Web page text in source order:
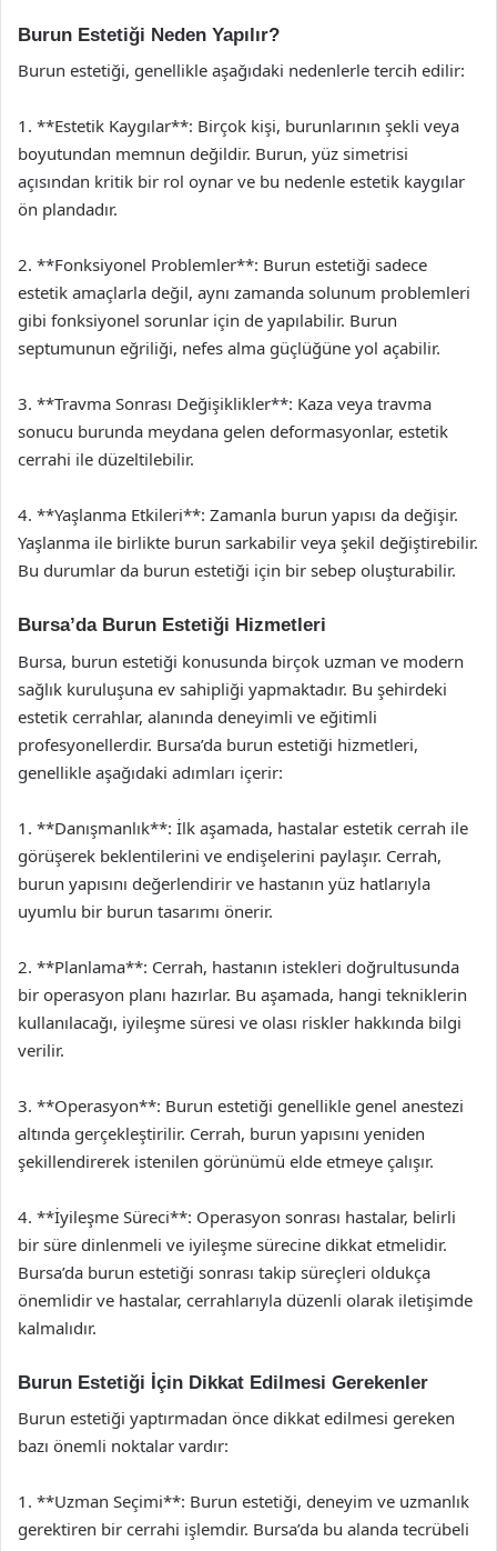
Burun Estetiği Neden Yapılır?
Burun estetiği, genellikle aşağıdaki nedenlerle tercih edilir:
1. **Estetik Kaygılar**: Birçok kişi, burunlarının şekli veya
boyutundan memnun değildir. Burun, yüz simetrisi
açısından kritik bir rol oynar ve bu nedenle estetik kaygılar
ön plandadır.
2. **Fonksiyonel Problemler**: Burun estetiği sadece
estetik amaçlarla değil, aynı zamanda solunum problemleri
gibi fonksiyonel sorunlar için de yapılabilir. Burun
septumunun eğriliği, nefes alma güçlüğüne yol açabilir.
3. **Travma Sonrası Değişiklikler**: Kaza veya travma
sonucu burunda meydana gelen deformasyonlar, estetik
cerrahi ile düzeltilebilir.
4. **Yaşlanma Etkileri**: Zamanla burun yapısı da değişir.
Yaşlanma ile birlikte burun sarkabilir veya şekil değiştirebilir.
Bu durumlar da burun estetiği için bir sebep oluşturabilir.
Bursa’da Burun Estetiği Hizmetleri
Bursa, burun estetiği konusunda birçok uzman ve modern
sağlık kuruluşuna ev sahipliği yapmaktadır. Bu şehirdeki
estetik cerrahlar, alanında deneyimli ve eğitimli
profesyonellerdir. Bursa’da burun estetiği hizmetleri,
genellikle aşağıdaki adımları içerir:
1. **Danışmanlık**: İlk aşamada, hastalar estetik cerrah ile
görüşerek beklentilerini ve endişelerini paylaşır. Cerrah,
burun yapısını değerlendirir ve hastanın yüz hatlarıyla
uyumlu bir burun tasarımı önerir.
2. **Planlama**: Cerrah, hastanın istekleri doğrultusunda
bir operasyon planı hazırlar. Bu aşamada, hangi tekniklerin
kullanılacağı, iyileşme süresi ve olası riskler hakkında bilgi
verilir.
3. **Operasyon**: Burun estetiği genellikle genel anestezi
altında gerçekleştirilir. Cerrah, burun yapısını yeniden
şekillendirerek istenilen görünümü elde etmeye çalışır.
4. **İyileşme Süreci**: Operasyon sonrası hastalar, belirli
bir süre dinlenmeli ve iyileşme sürecine dikkat etmelidir.
Bursa’da burun estetiği sonrası takip süreçleri oldukça
önemlidir ve hastalar, cerrahlarıyla düzenli olarak iletişimde
kalmalıdır.
Burun Estetiği İçin Dikkat Edilmesi Gerekenler
Burun estetiği yaptırmadan önce dikkat edilmesi gereken
bazı önemli noktalar vardır:
1. **Uzman Seçimi**: Burun estetiği, deneyim ve uzmanlık
gerektiren bir cerrahi işlemdir. Bursa’da bu alanda tecrübeli